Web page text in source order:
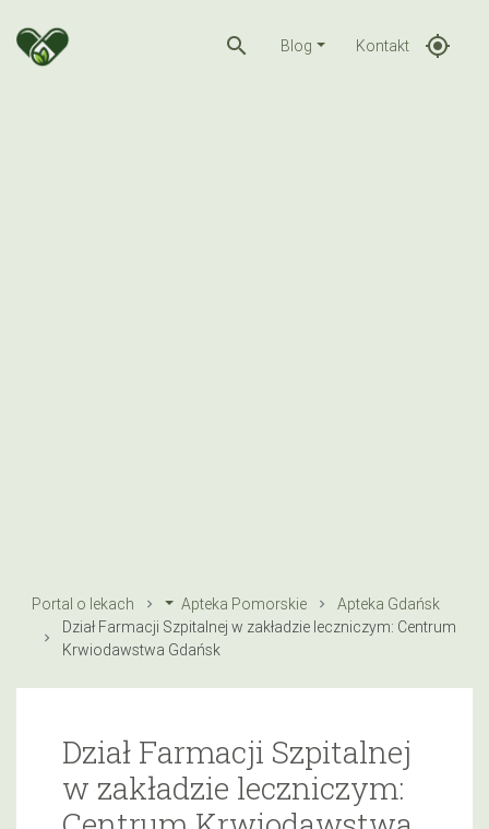
search Blog Kontakt gps_fixed
Portal o lekach Apteka Pomorskie
Apteka Gdańsk
Dział Farmacji Szpitalnej w zakładzie leczniczym: Centrum
Krwiodawstwa Gdańsk
Dział Farmacji Szpitalnej
w zakładzie leczniczym: